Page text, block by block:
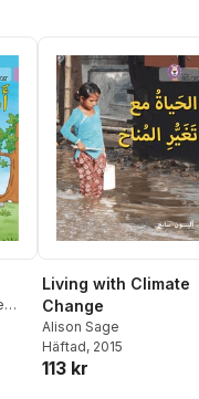
Living with Climate
Change
Alison Sage
Häftad, 2015
113 kr